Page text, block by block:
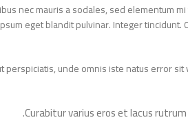
nec mauris a sodales, sed elementum
ipsum eget blandit pulvinar. Integer
ut perspiciatis, unde omnis iste natus error
Curabitur varius eros et lacus